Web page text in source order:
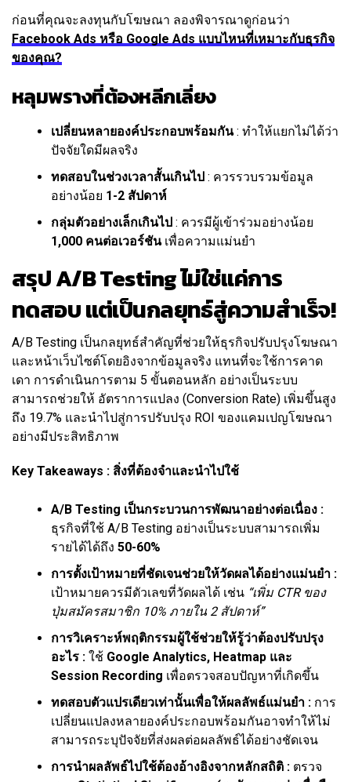
ก่อนที่คุณจะลงทุนกับโฆษณา ลองพิจารณาดูก่อนว่า
Facebook Ads หรือ Google Ads แบบไหนที่เหมาะกับธุรกิจ
ของคุณ?
หลุมพรางที่ต้องหลีกเลี่ยง
เปลี่ยนหลายองค์ประกอบพร้อมกัน: ทำให้แยกไม่ได้ว่า
ปัจจัยใดมีผลจริง
ทดสอบในช่วงเวลาสั้นเกินไป : ควรรวบรวมข้อมูล
อย่างน้อย 1-2 สัปดาห์
กลุ่มตัวอย่างเล็กเกินไป : ควรมีผู้เข้าร่วมอย่างน้อย
1,000 คนต่อเวอร์ชันเพื่อความแม่นยำ
สรุป A/B Testing ไม่ใช่แค่การ
ทดสอบ แต่เป็นกลยุทธ์สู่ความสำเร็จ!
A/B Testing เป็นกลยุทธ์สำคัญที่ช่วยให้ธุรกิจปรับปรุงโฆษณา
และหน้าเว็บไซต์โดยอิงจากข้อมูลจริง แทนที่จะใช้การคาด
เดา การดำเนินการตาม 5 ขั้นตอนหลัก อย่างเป็นระบบ
สามารถช่วยให้ อัตราการแปลง (Conversion Rate) เพิ่มขึ้นสูง
ถึง 19.7% และนำไปสู่การปรับปรุง ROI ของแคมเปญโฆษณา
อย่างมีประสิทธิภาพ
Key Takeaways : สิ่งที่ต้องจำและนำไปใช้
A/B Testing เป็นกระบวนการพัฒนาอย่างต่อเนื่อง :
ธุรกิจที่ใช้ A/B Testing อย่างเป็นระบบสามารถเพิ่ม
รายได้ได้ถึง 50-60%
การตั้งเป้าหมายที่ชัดเจนช่วยให้วัดผลได้อย่างแม่นยำ :
เป้าหมายควรมีตัวเลขที่วัดผลได้ เช่น “เพิ่ม CTR ของ
ปุ่มสมัครสมาชิก 10% ภายใน 2 สัปดาห์”
การวิเคราะห์พฤติกรรมผู้ใช้ช่วยให้รู้ว่าต้องปรับปรุง
อะไร : ใช้ Google Analytics, Heatmap และ
Session Recording เพื่อตรวจสอบปัญหาที่เกิดขึ้น
ทดสอบตัวแปรเดียวเท่านั้นเพื่อให้ผลลัพธ์แม่นยำ : การ
เปลี่ยนแปลงหลายองค์ประกอบพร้อมกันอาจทำให้ไม่
สามารถระบุปัจจัยที่ส่งผลต่อผลลัพธ์ได้อย่างชัดเจน
การนำผลลัพธ์ไปใช้ต้องอ้างอิงจากหลักสถิติ : ตรวจ